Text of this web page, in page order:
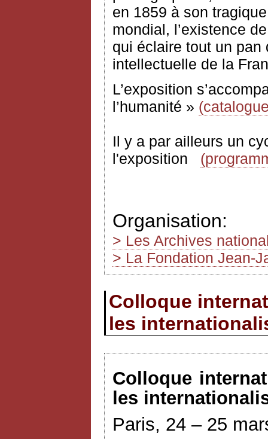
en 1859 à son
mondial, l’existence
qui éclaire tout un pan
intellectuelle de la
L’exposition
l’humanité »
Il y a par ailleurs un
l'exposition
Organisation:
> Les Archives
> La Fondation Jean-
Colloque
les
Colloque
les
Paris, 24 – 25